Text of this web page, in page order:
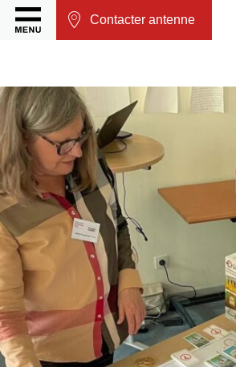
Contacter antenne